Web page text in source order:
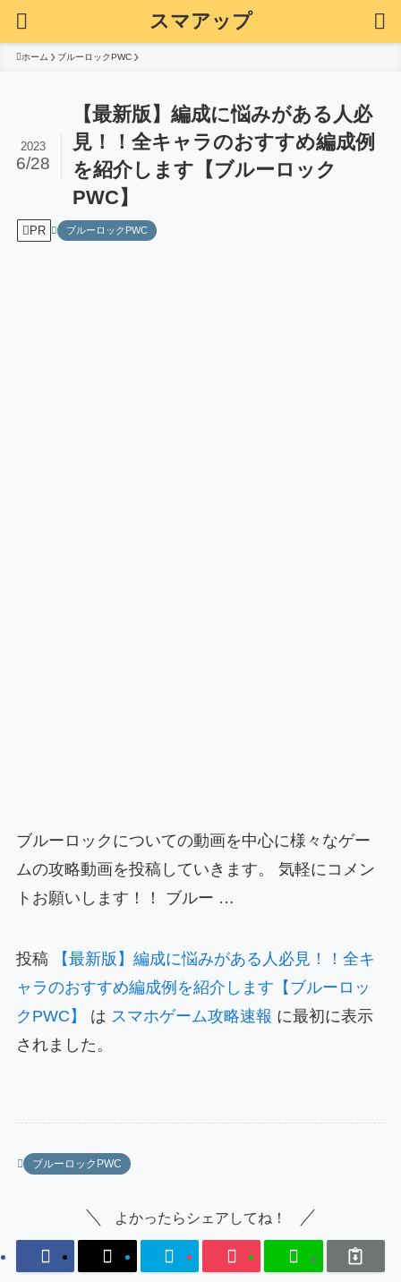
スマアップ
ホーム ブルーロックPWC
【最新版】編成に悩みがある人必
見！！全キャラのおすすめ編成例
を紹介します【ブルーロック
PWC】
2023
6/28
PR ブルーロックPWC
ブルーロックについての動画を中心に様々なゲー
ムの攻略動画を投稿していきます。 気軽にコメン
トお願いします！！ ブルー …
投稿
【最新版】編成に悩みがある人必見！！全キ
ャラのおすすめ編成例を紹介します【ブルーロッ
クPWC】
は スマホゲーム攻略速報 に最初に表示
されました。
ブルーロックPWC
よかったらシェアしてね！